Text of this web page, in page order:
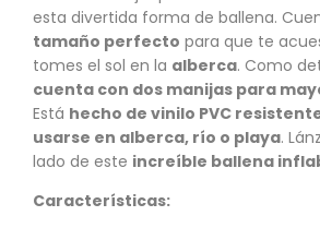
esta divertida forma de ballena.
tamaño perfecto para que te
tomes el sol en la alberca. Como
cuenta con dos manijas para
Está hecho de vinilo PVC
usarse en alberca, río o playa.
lado de este increíble ballena
Características: